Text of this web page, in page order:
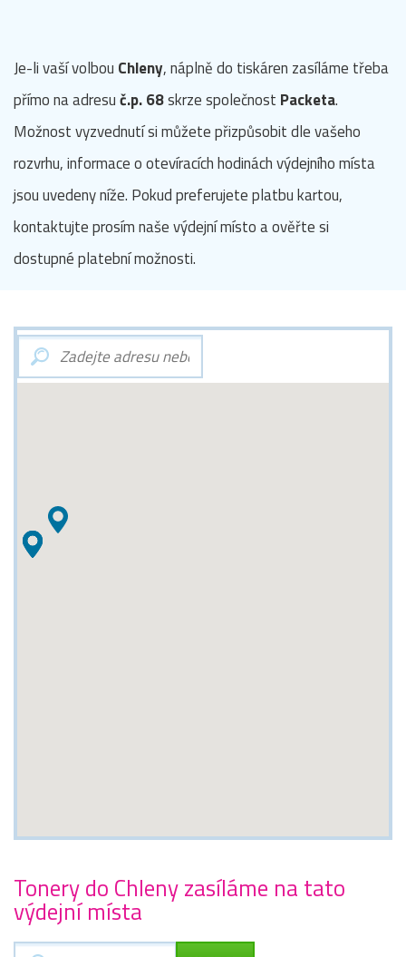
Je-li vaší volbou Chleny, náplně do tiskáren zasíláme třeba
přímo na adresuč.p. 68skrze společnost Packeta.
Možnost vyzvednutí si můžete přizpůsobit dle vašeho
rozvrhu, informace o otevíracích hodinách výdejního místa
jsou uvedeny níže. Pokud preferujete platbu kartou,
kontaktujte prosím naše výdejní místo a ověřte si
dostupné platební možnosti.
Tonery do Chleny zasíláme na tato
výdejní místa